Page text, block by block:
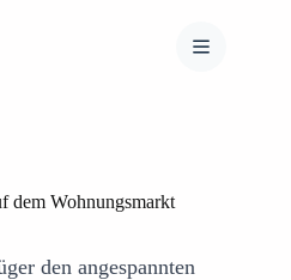
dem Wohnungsmarkt
den angespannten